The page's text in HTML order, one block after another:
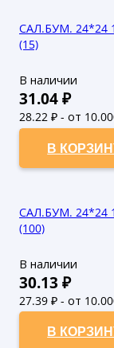
САЛ.БУМ. 24*24
(15)
В наличии
31.04₽
28.22 ₽ - от
25.65₽ - от
В
САЛ.БУМ. 24*24
(100)
В наличии
30.13 ₽
27.39 ₽ - от
24.9₽ - от
В